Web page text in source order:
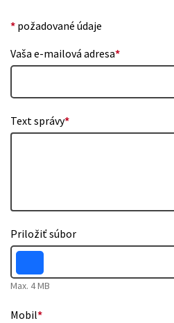
* požadované údaje
Vaša e-mailová adresa*
Text správy*
Priložiť súbor
Max. 4 MB
Mobil*